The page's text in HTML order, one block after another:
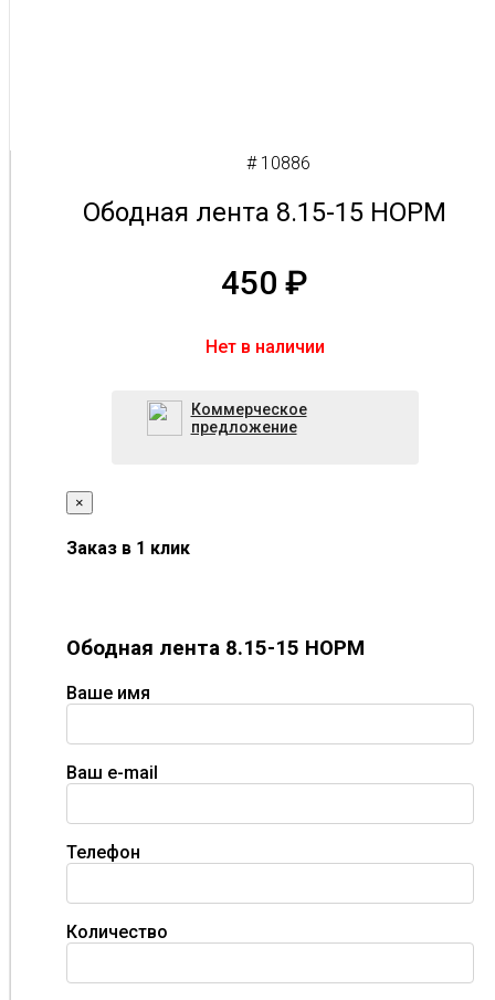
# 10886
Ободная лента 8.15-15 НОРМ
450 ₽
Нет в наличии
Коммерческое
предложение
×
Заказ в 1 клик
Ободная лента 8.15-15 НОРМ
Ваше имя
Ваш e-mail
Телефон
Количество